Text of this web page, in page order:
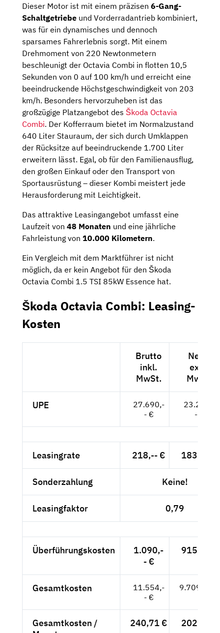
Dieser Motor ist mit einem präzisen 6-Gang-
Schaltgetriebe und Vorderradantrieb kombiniert,
was für ein dynamisches und dennoch
sparsames Fahrerlebnis sorgt. Mit einem
Drehmoment von 220 Newtonmetern
beschleunigt der Octavia Combi in flotten 10,5
Sekunden von 0 auf 100 km/h und erreicht eine
beeindruckende Höchstgeschwindigkeit von 203
km/h. Besonders hervorzuheben ist das
großzügige Platzangebot des Škoda Octavia
Combi. Der Kofferraum bietet im Normalzustand
640 Liter Stauraum, der sich durch Umklappen
der Rücksitze auf beeindruckende 1.700 Liter
erweitern lässt. Egal, ob für den Familienausflug,
den großen Einkauf oder den Transport von
Sportausrüstung – dieser Kombi meistert jede
Herausforderung mit Leichtigkeit.
Das attraktive Leasingangebot umfasst eine
Laufzeit von 48 Monaten und eine jährliche
Fahrleistung von 10.000 Kilometern.
Ein Vergleich mit dem Marktführer ist nicht
möglich, da er kein Angebot für den Škoda
Octavia Combi 1.5 TSI 85kW Essence hat.
Škoda Octavia Combi: Leasing-
Kosten
Brutto
inkl.
MwSt.
Netto
exkl.
MwSt.
UPE
27.690,-
- €
23.269,-
- €
Leasingrate 218,-- € 183,19 €
Sonderzahlung Keine!
Leasingfaktor 0,79
Überführungskosten
1.090,-
- €
915,97 €
Gesamtkosten
11.554,-
- €
9.709,24 €
Gesamtkosten /
240,71 € 202,28 €